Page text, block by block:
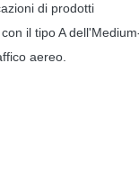
di prodotti
il tipo A
aereo.